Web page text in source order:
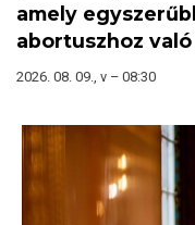
amely
abortuszhoz
2026. 08. 09., v – 08:30